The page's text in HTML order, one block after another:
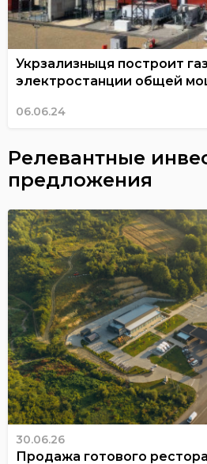
Укрзализныця построит
электростанции общей
06.06.24
Релевантные
предложения
30.06.26
Продажа готового